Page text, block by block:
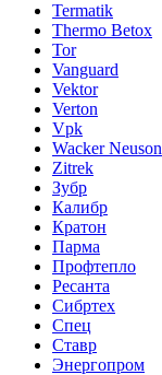
Termatik
Thermo Betox
Tor
Vanguard
Vektor
Verton
Vpk
Wacker Neuson
Zitrek
Зубр
Калибр
Кратон
Парма
Профтепло
Ресанта
Сибртех
Спец
Ставр
Энергопром